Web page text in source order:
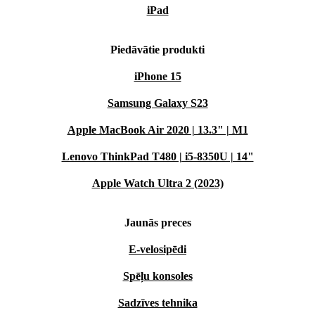
iPad
Piedāvātie produkti
iPhone 15
Samsung Galaxy S23
Apple MacBook Air 2020 | 13.3" | M1
Lenovo ThinkPad T480 | i5-8350U | 14"
Apple Watch Ultra 2 (2023)
Jaunās preces
E-velosipēdi
Spēļu konsoles
Sadzīves tehnika